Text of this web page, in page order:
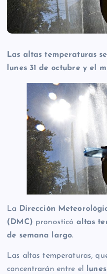
Las altas temperaturas
lunes 31 de octubre y el
La Dirección
(DMC) pronosticó altas
de semana largo.
Las altas temperaturas,
concentrarán entre el